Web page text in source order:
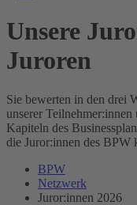
Unsere
Juroren
Sie bewerten in den drei
unserer
Kapiteln des
die Juror:innen des BPW
BPW
Netzwerk
Juror:innen 2026